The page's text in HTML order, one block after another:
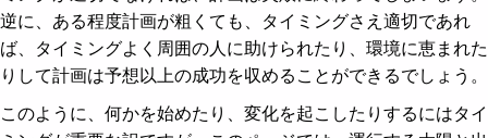
逆に、ある程度計画が粗くても、タイミングさえ適切であれ
ば、タイミングよく周囲の人に助けられたり、環境に恵まれた
りして計画は予想以上の成功を収めることができるでしょう。
このように、何かを始めたり、変化を起こしたりするにはタイ